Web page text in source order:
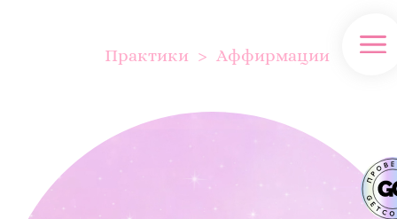
Практики Аффирмации